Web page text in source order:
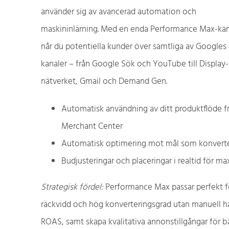
använder sig av avancerad automation och
maskininlärning. Med en enda Performance Max-
når du potentiella kunder över samtliga av Googles
kanaler – från Google Sök och YouTube till Display-
nätverket, Gmail och Demand Gen.
Automatisk användning av ditt produktflöde
Merchant Center
Automatisk optimering mot mål som
Budjusteringar och placeringar i realtid för
Strategisk fördel:Performance Max passar perfekt
räckvidd och hög konverteringsgrad utan manuell
ROAS, samt skapa kvalitativa annonstillgångar för